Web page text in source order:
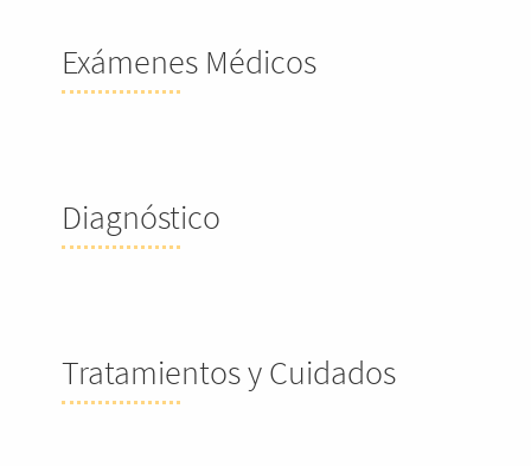
Exámenes Médicos
Diagnóstico
Tratamientos y Cuidados